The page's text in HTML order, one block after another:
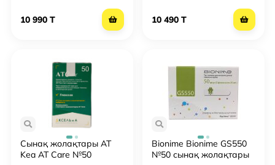
10 990 T 10 490 T
Сынақ жолақтары AT
Kea AT Care №50
Bionime Bionime GS550
№50 сынақ жолақтары